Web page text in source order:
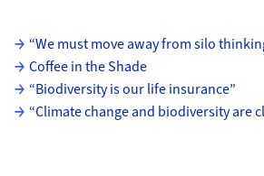
Subpages
“We must move away from silo
Coffee in the Shade
“Biodiversity is our life insurance”
“Climate change and biodiversity are